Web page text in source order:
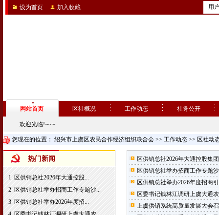
设为首页 加入收藏 用
网站首页 区社概况 工作动态 社务公开
欢迎光临!~~~
您现在的位置： 绍兴市上虞区农民合作经济组织联合会 >> 工作动态 >> 区社动
热门新闻
1 区供销总社2026年大通控股...
2 区供销总社举办招商工作专题沙...
3 区供销总社举办2026年度招...
区供销总社2026年大通控股集
区供销总社举办招商工作专题
区供销总社举办2026年度招商
区委书记钱林江调研上虞大通
上虞供销系统高质量发展大会